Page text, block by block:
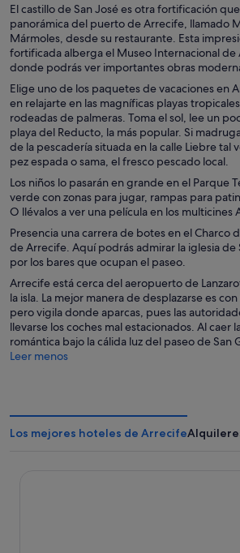
El castillo de San José es otra fortificación
panorámica del puerto de Arrecife, llamado
Mármoles, desde su restaurante. Esta
fortificada alberga el Museo Internacional de
donde podrás ver importantes obras
Elige uno de los paquetes de vacaciones en
en relajarte en las magníficas playas
rodeadas de palmeras. Toma el sol, lee un
playa del Reducto, la más popular. Si
de la pescadería situada en la calle Liebre tal
pez espada o sama, el fresco pescado local.
Los niños lo pasarán en grande en el Parque
verde con zonas para jugar, rampas para
O llévalos a ver una película en los multicines
Presencia una carrera de botes en el Charco
de Arrecife. Aquí podrás admirar la iglesia de
por los bares que ocupan el paseo.
Arrecife está cerca del aeropuerto de
la isla. La mejor manera de desplazarse es
pero vigila donde aparcas, pues las
llevarse los coches mal estacionados. Al caer
romántica bajo la cálida luz del paseo de San
Leer menos
Los mejores hoteles de Arrecife